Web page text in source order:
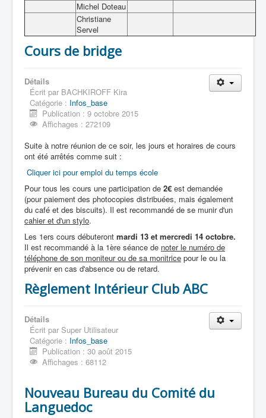
Visite du Musée d'anatomie
Exposition couleur du temps
Visite de la faculté de Médecine
Restos
Voyages
Arboretum de Vernet les Bains
Lecture
Bricolage
Cuisine
Apéritifs
Entrées
Salade aux figues
Les cucurbitacées de l'automne
Les légumes d'hiver
La soupe à l'oignon du marathon
Desserts
Gateau au chocolat du 1er Patton
Mardi Gras en Russie
Tarte aux noix de pécan
Vins
forum
Index
Recherche
Photos
Vernet
Michel Doteau
Christiane
Servel
Cours de bridge
Détails
Écrit par BACHKIROFF Kira
Catégorie : Infos_base
Publication : 9 octobre 2015
Affichages : 272109
Suite à notre réunion de ce soir, les jours et horaires de cours
ont été arrêtés comme suit :
Cliquer ici pour emploi du temps école
Pour tous les cours une participation de 2€ est demandée
(pour paiement des photocopies distribuées, mais également
du café et des biscuits). Il est recommandé de se munir d'un
cahier et d'un stylo.
Les 1ers cours débuteront mardi 13 et mercredi 14 octobre.
Il est recommandé à la 1ère séance de noter le numéro de
téléphone de son moniteur ou de sa monitrice pour le ou la
prévenir en cas d'absence ou de retard.
Règlement Intérieur Club ABC
Détails
Écrit par Super Utilisateur
Catégorie : Infos_base
Publication : 30 août 2015
Affichages : 68112
Nouveau Bureau du Comité du
Languedoc